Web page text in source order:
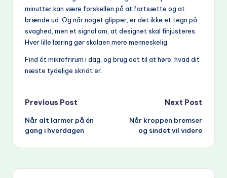
minutter kan være forskellen på at fortsætte og at
brænde ud. Og når noget glipper, er det ikke et tegn på
svaghed, men et signal om, at designet skal finjusteres.
Hver lille læring gør skalaen mere menneskelig.
Find ét mikrofrirum i dag, og brug det til at høre, hvad dit
næste tydelige skridt er.
Post
navigation
Previous Post
Når alt larmer på én
gang i hverdagen
Next Post
Når kroppen bremser
og sindet vil videre